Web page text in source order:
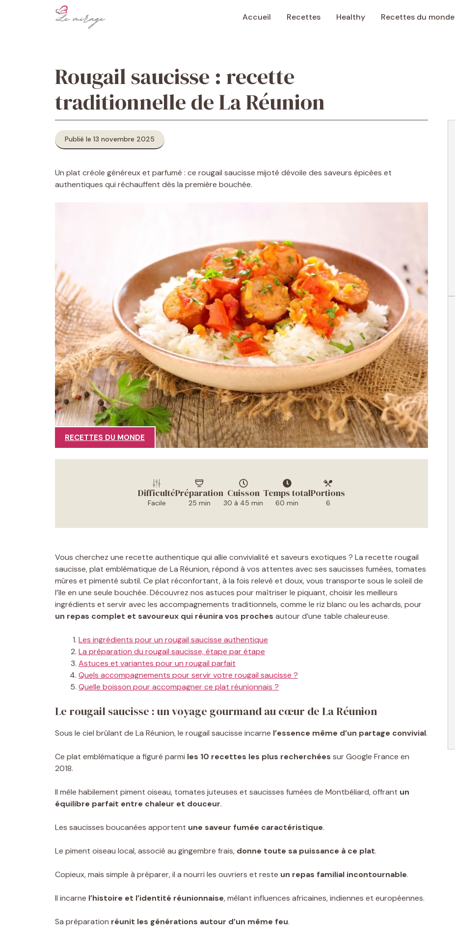
Accueil Recettes Healthy Recettes du monde
Rougail saucisse : recette
traditionnelle de La Réunion
Publié le 13 novembre 2025
Un plat créole généreux et parfumé : ce rougail saucisse mijoté dévoile des saveurs épicées et
authentiques qui réchauffent dès la première bouchée.
RECETTES DU MONDE
Difficulté
Facile
Préparation
25 min
Cuisson
30 à 45 min
Temps total
60 min
Portions
6
Vous cherchez une recette authentique qui allie convivialité et saveurs exotiques ? La recette rougail
saucisse, plat emblématique de La Réunion, répond à vos attentes avec ses saucisses fumées, tomates
mûres et pimenté subtil. Ce plat réconfortant, à la fois relevé et doux, vous transporte sous le soleil de
l’île en une seule bouchée. Découvrez nos astuces pour maîtriser le piquant, choisir les meilleurs
ingrédients et servir avec les accompagnements traditionnels, comme le riz blanc ou les achards, pour
un repas complet et savoureux qui réunira vos proches autour d’une table chaleureuse.
Les ingrédients pour un rougail saucisse authentique
La préparation du rougail saucisse, étape par étape
Astuces et variantes pour un rougail parfait
Quels accompagnements pour servir votre rougail saucisse ?
Quelle boisson pour accompagner ce plat réunionnais ?
Le rougail saucisse : un voyage gourmand au cœur de La Réunion
Sous le ciel brûlant de La Réunion, le rougail saucisse incarne l’essence même d’un partage convivial.
Ce plat emblématique a figuré parmi les 10 recettes les plus recherchées sur Google France en
2018.
Il mêle habilement piment oiseau, tomates juteuses et saucisses fumées de Montbéliard, offrant un
équilibre parfait entre chaleur et douceur.
Les saucisses boucanées apportent une saveur fumée caractéristique.
Le piment oiseau local, associé au gingembre frais, donne toute sa puissance à ce plat.
Copieux, mais simple à préparer, il a nourri les ouvriers et reste un repas familial incontournable.
Il incarne l’histoire et l’identité réunionnaise, mêlant influences africaines, indiennes et européennes.
Sa préparation réunit les générations autour d’un même feu.